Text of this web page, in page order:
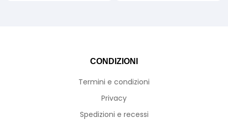
CONDIZIONI
Termini e condizioni
Privacy
Spedizioni e recessi